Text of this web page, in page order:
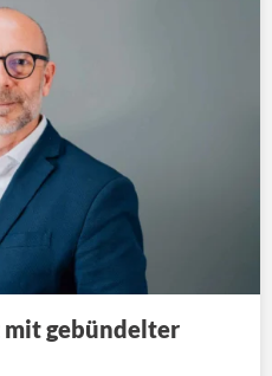
gebündelter